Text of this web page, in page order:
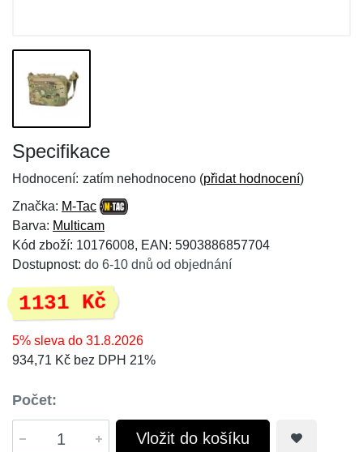
Specifikace
Hodnocení: zatím nehodnoceno (přidat hodnocení)
Značka: M-Tac
Barva: Multicam
Kód zboží: 10176008, EAN: 5903886857704
Dostupnost: do 6-10 dnů od objednání
1131 Kč
5% sleva do 31.8.2026
934,71 Kč bez DPH 21%
Počet:
Vložit do košíku